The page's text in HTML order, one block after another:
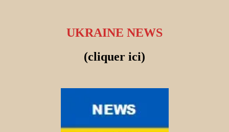
UKRAINE NEWS
(cliquer ici)